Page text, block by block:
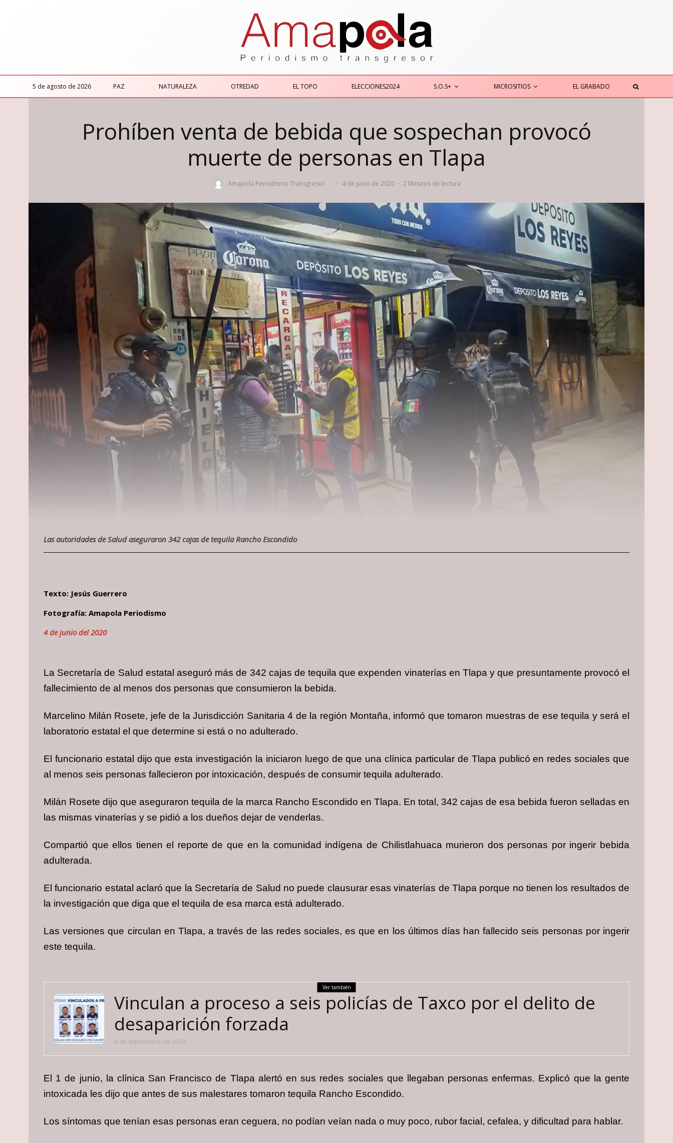
5 de agosto de 2026 PAZ NATURALEZA OTREDAD EL TOPO ELECCIONES2024 S.O.S+ MICROSITIOS EL GRABADO
Prohíben venta de bebida que sospechan provocó
muerte de personas en Tlapa
Amapola Periodismo Transgresor · · 4 de junio de 2020 · 2 Minutos de lectura
Las autoridades de Salud aseguraron 342 cajas de tequila Rancho Escondido
Texto: Jesús Guerrero
Fotografía: Amapola Periodismo
4 de junio del 2020
La Secretaría de Salud estatal aseguró más de 342 cajas de tequila que expenden vinaterías en Tlapa y que presuntamente provocó el
fallecimiento de al menos dos personas que consumieron la bebida.
Marcelino Milán Rosete, jefe de la Jurisdicción Sanitaria 4 de la región Montaña, informó que tomaron muestras de ese tequila y será el
laboratorio estatal el que determine si está o no adulterado.
El funcionario estatal dijo que esta investigación la iniciaron luego de que una clínica particular de Tlapa publicó en redes sociales que
al menos seis personas fallecieron por intoxicación, después de consumir tequila adulterado.
Milán Rosete dijo que aseguraron tequila de la marca Rancho Escondido en Tlapa. En total, 342 cajas de esa bebida fueron selladas en
las mismas vinaterías y se pidió a los dueños dejar de venderlas.
Compartió que ellos tienen el reporte de que en la comunidad indígena de Chilistlahuaca murieron dos personas por ingerir bebida
adulterada.
El funcionario estatal aclaró que la Secretaría de Salud no puede clausurar esas vinaterías de Tlapa porque no tienen los resultados de
la investigación que diga que el tequila de esa marca está adulterado.
Las versiones que circulan en Tlapa, a través de las redes sociales, es que en los últimos días han fallecido seis personas por ingerir
este tequila.
Ver también
Vinculan a proceso a seis policías de Taxco por el delito de
desaparición forzada
6 de septiembre de 2024
El 1 de junio, la clínica San Francisco de Tlapa alertó en sus redes sociales que llegaban personas enfermas. Explicó que la gente
intoxicada les dijo que antes de sus malestares tomaron tequila Rancho Escondido.
Los síntomas que tenían esas personas eran ceguera, no podían veían nada o muy poco, rubor facial, cefalea, y dificultad para hablar.